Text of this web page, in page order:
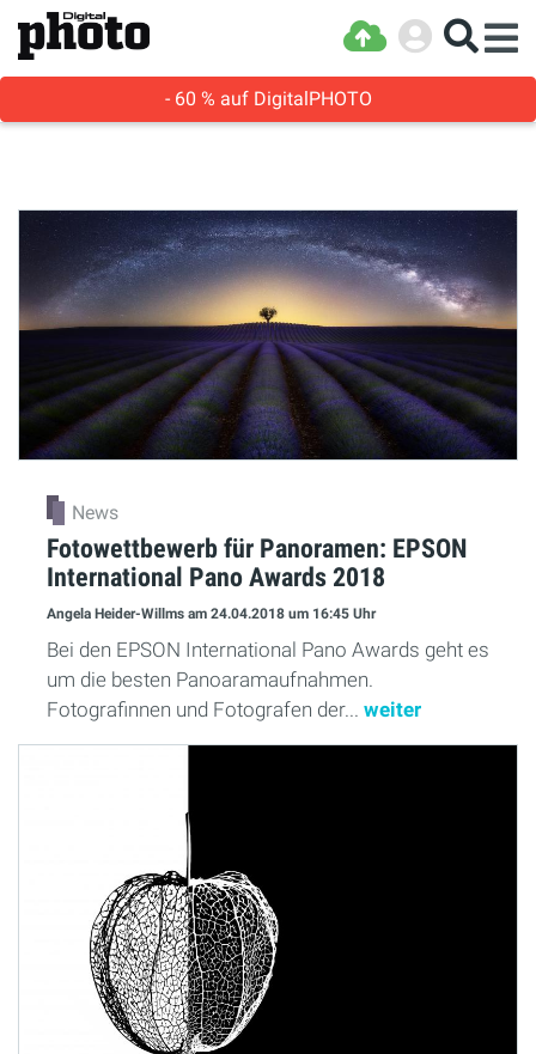
- 60 % auf DigitalPHOTO
News
Fotowettbewerb für Panoramen: EPSON
International Pano Awards 2018
Angela Heider-Willms am 24.04.2018 um 16:45 Uhr
Bei den EPSON International Pano Awards geht es
um die besten Panoaramaufnahmen.
Fotografinnen und Fotografen der... weiter